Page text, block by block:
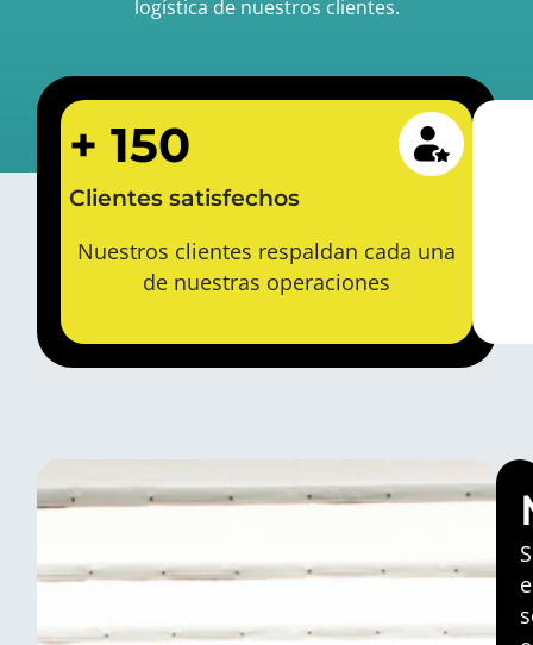
logística de nuestros clientes.
+ 150
Clientes satisfechos
Nuestros clientes respaldan cada una
de nuestras operaciones